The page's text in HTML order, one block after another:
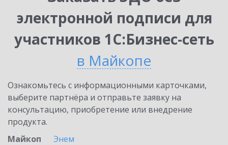
электронной подписи для
участников 1С:Бизнес-сеть
в Майкопе
Ознакомьтесь с информационными карточками,
выберите партнёра и отправьте заявку на
консультацию, приобретение или внедрение
продукта.
Майкоп
Энем